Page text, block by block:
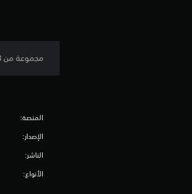
مجموعة من 3 أنواع من elixir.
المنصة:
الإصدار:
الناشر:
الأنواع: